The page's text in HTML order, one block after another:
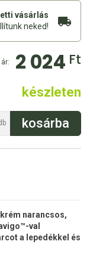
vásárlás
neked!
2 024 Ft
készleten
narancsos,
val
a lepedékkel és